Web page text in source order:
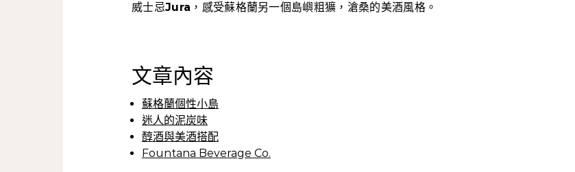
威士忌Jura ，感受蘇格蘭另一個島嶼粗獷，滄桑的美酒風格。
文章內容
蘇格蘭個性小島
迷人的泥炭味
醇酒與美酒搭配
Fountana Beverage Co.